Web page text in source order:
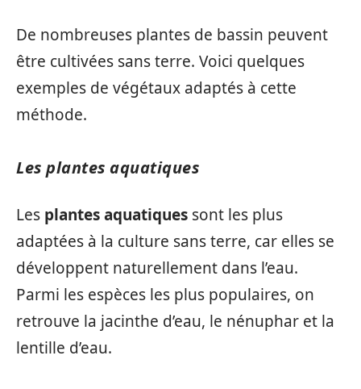
De nombreuses plantes de bassin peuvent
être cultivées sans terre. Voici quelques
exemples de végétaux adaptés à cette
méthode.
Les plantes aquatiques
Les plantes aquatiques sont les plus
adaptées à la culture sans terre, car elles se
développent naturellement dans l’eau.
Parmi les espèces les plus populaires, on
retrouve la jacinthe d’eau, le nénuphar et la
lentille d’eau.